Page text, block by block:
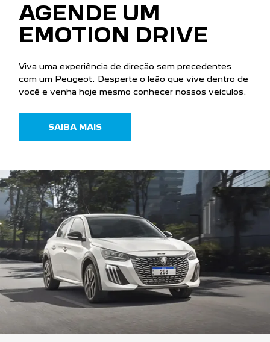
AGENDE UM
EMOTION DRIVE
Viva uma experiência de direção sem precedentes
com um Peugeot. Desperte o leão que vive dentro de
você e venha hoje mesmo conhecer nossos veículos.
SAIBA MAIS